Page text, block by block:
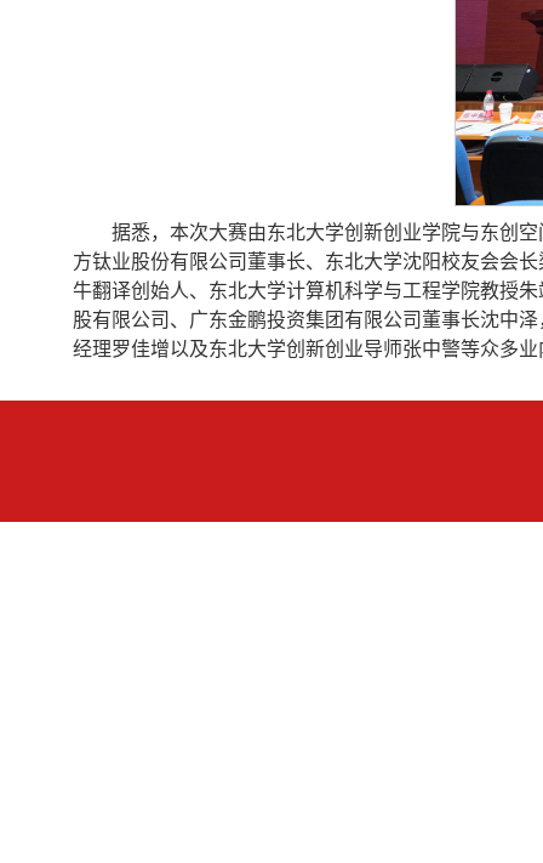
据悉，本次大赛由东北大学创新创业学院与东创
方钛业股份有限公司董事长、东北大学沈阳校友会会
牛翻译创始人、东北大学计算机科学与工程学院教授
股有限公司、广东金鹏投资集团有限公司董事长沈中
经理罗佳增以及东北大学创新创业导师张中警等众多